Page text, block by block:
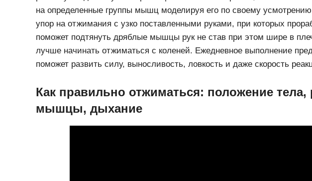
на определенные группы мышц моделируя его по своему
упор на отжимания с узко поставленными руками, при которых
поможет подтянуть дряблые мышцы рук не став при этом шире в
лучше начинать отжиматься с коленей. Ежедневное выполнение
поможет развить силу, выносливость, ловкость и даже скорость
Как правильно отжиматься: положение
мышцы, дыхание